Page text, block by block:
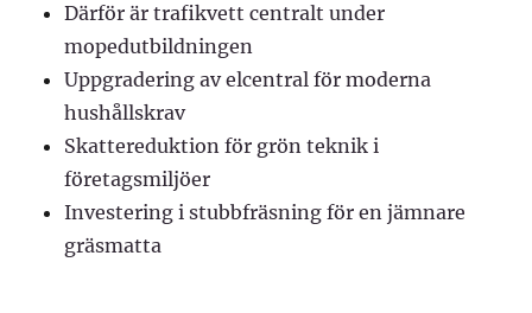
Därför är trafikvett centralt under
mopedutbildningen
Uppgradering av elcentral för moderna
hushållskrav
Skattereduktion för grön teknik i
företagsmiljöer
Investering i stubbfräsning för en jämnare
gräsmatta